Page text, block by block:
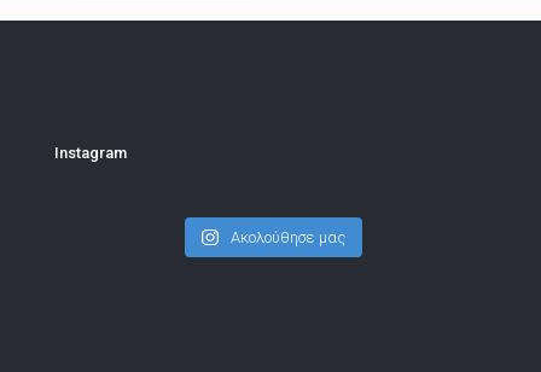
Instagram
Ακολούθησε μας